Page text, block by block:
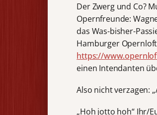
Der Zwerg und Co?
Opernfreunde:
das Was-bisher-
Hamburger
https://
einen Intendanten
Also nicht verzagen:
„Hoh jotto hoh“ Ihr/